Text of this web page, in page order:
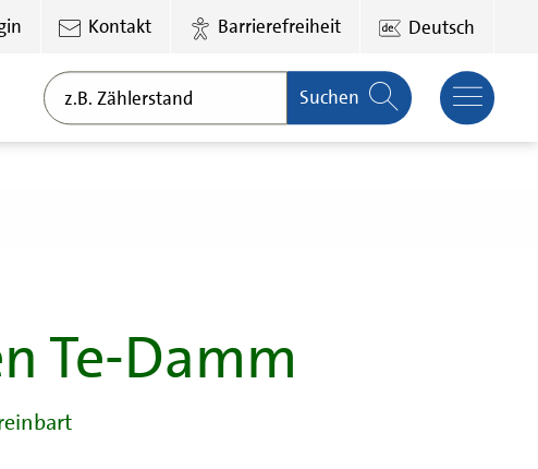
Kontakt Barrierefreiheit Deutsch
Suchen
Te-Damm